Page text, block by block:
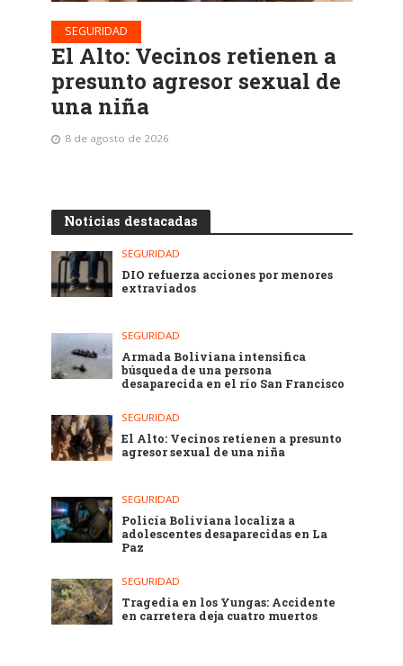
SEGURIDAD
El Alto: Vecinos retienen a
presunto agresor sexual de
una niña
8 de agosto de 2026
Noticias destacadas
SEGURIDAD
DIO refuerza acciones por menores
extraviados
SEGURIDAD
Armada Boliviana intensifica
búsqueda de una persona
desaparecida en el río San Francisco
SEGURIDAD
El Alto: Vecinos retienen a presunto
agresor sexual de una niña
SEGURIDAD
Policía Boliviana localiza a
adolescentes desaparecidas en La
Paz
SEGURIDAD
Tragedia en los Yungas: Accidente
en carretera deja cuatro muertos